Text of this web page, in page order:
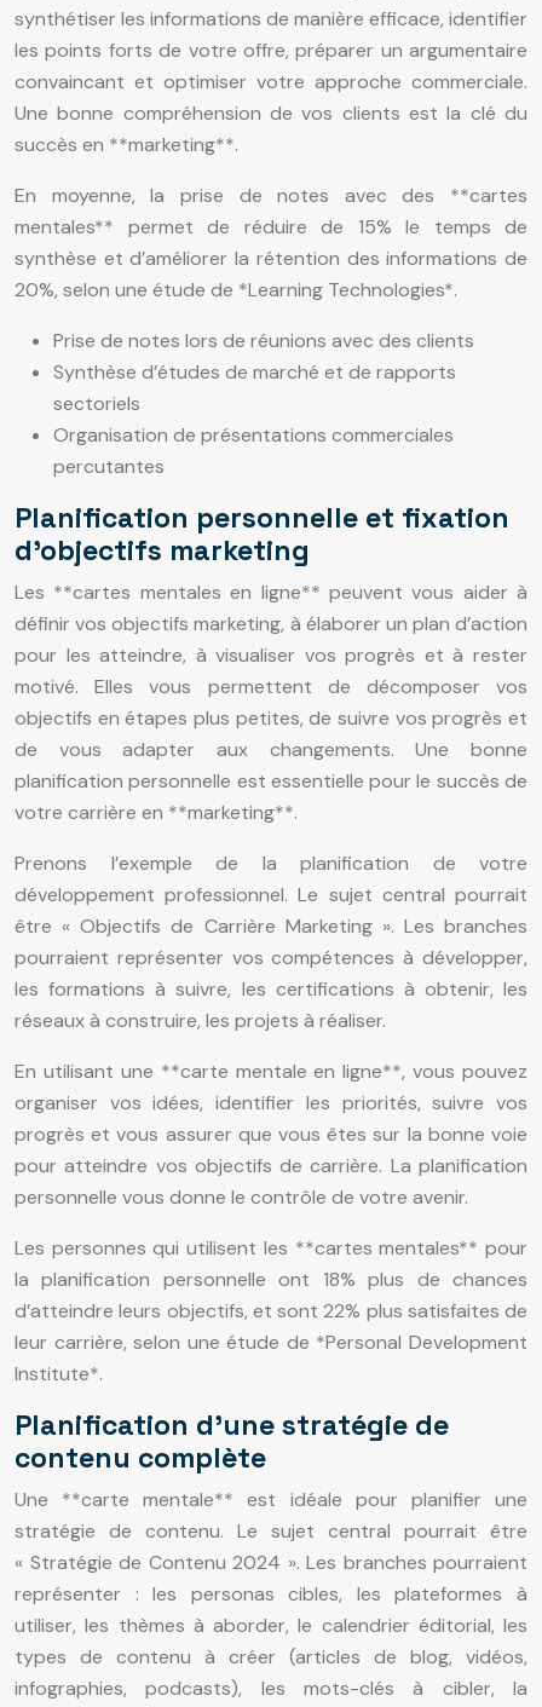
synthétiser les informations de manière efficace, identifier
les points forts de votre offre, préparer un argumentaire
convaincant et optimiser votre approche commerciale.
Une bonne compréhension de vos clients est la clé du
succès en **marketing**.
En moyenne, la prise de notes avec des **cartes
mentales** permet de réduire de 15% le temps de
synthèse et d’améliorer la rétention des informations de
20%, selon une étude de *Learning Technologies*.
Prise de notes lors de réunions avec des clients
Synthèse d’études de marché et de rapports
sectoriels
Organisation de présentations commerciales
percutantes
Planification personnelle et fixation
d’objectifs marketing
Les **cartes mentales en ligne** peuvent vous aider à
définir vos objectifs marketing, à élaborer un plan d’action
pour les atteindre, à visualiser vos progrès et à rester
motivé. Elles vous permettent de décomposer vos
objectifs en étapes plus petites, de suivre vos progrès et
de vous adapter aux changements. Une bonne
planification personnelle est essentielle pour le succès de
votre carrière en **marketing**.
Prenons l’exemple de la planification de votre
développement professionnel. Le sujet central pourrait
être « Objectifs de Carrière Marketing ». Les branches
pourraient représenter vos compétences à développer,
les formations à suivre, les certifications à obtenir, les
réseaux à construire, les projets à réaliser.
En utilisant une **carte mentale en ligne**, vous pouvez
organiser vos idées, identifier les priorités, suivre vos
progrès et vous assurer que vous êtes sur la bonne voie
pour atteindre vos objectifs de carrière. La planification
personnelle vous donne le contrôle de votre avenir.
Les personnes qui utilisent les **cartes mentales** pour
la planification personnelle ont 18% plus de chances
d’atteindre leurs objectifs, et sont 22% plus satisfaites de
leur carrière, selon une étude de *Personal Development
Institute*.
Planification d’une stratégie de
contenu complète
Une **carte mentale** est idéale pour planifier une
stratégie de contenu. Le sujet central pourrait être
« Stratégie de Contenu 2024 ». Les branches pourraient
représenter : les personas cibles, les plateformes à
utiliser, les thèmes à aborder, le calendrier éditorial, les
types de contenu à créer (articles de blog, vidéos,
infographies, podcasts), les mots-clés à cibler, la